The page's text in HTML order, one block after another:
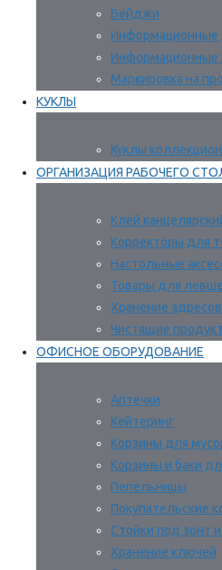
Бейджи
Информационные
Информационные
Маркировка на
КУКЛЫ
Куклы
ОРГАНИЗАЦИЯ РАБОЧЕГО
Клей
Корректоры для
Настольные
Товары для
Хранение
Чистящие
ОФИСНОЕ ОБОРУДОВАНИЕ
Аптечки
Кейтеринг
Корзины для
Корзины и баки
Пепельницы
Покупательские
Стойки под зонт
Хранение ключей